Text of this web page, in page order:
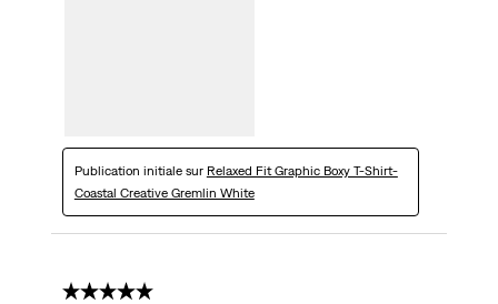
Publication initiale sur Relaxed Fit Graphic Boxy T-Shirt-
Coastal Creative Gremlin White
5 étoile(s) sur 5.